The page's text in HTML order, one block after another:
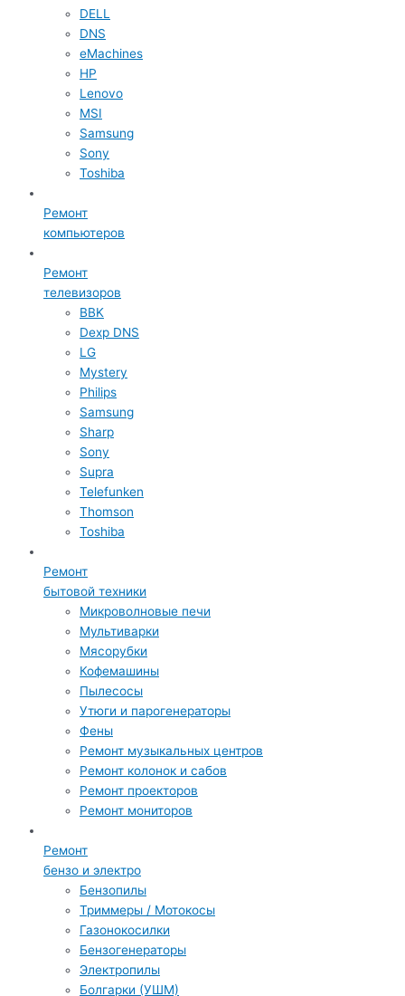
DELL
DNS
eMachines
HP
Lenovo
MSI
Samsung
Sony
Toshiba
Ремонт
компьютеров
Ремонт
телевизоров
BBK
Dexp DNS
LG
Mystery
Philips
Samsung
Sharp
Sony
Supra
Telefunken
Thomson
Toshiba
Ремонт
бытовой техники
Микроволновые печи
Мультиварки
Мясорубки
Кофемашины
Пылесосы
Утюги и парогенераторы
Фены
Ремонт музыкальных центров
Ремонт колонок и сабов
Ремонт проекторов
Ремонт мониторов
Ремонт
бензо и электро
Бензопилы
Триммеры / Мотокосы
Газонокосилки
Бензогенераторы
Электропилы
Болгарки (УШМ)